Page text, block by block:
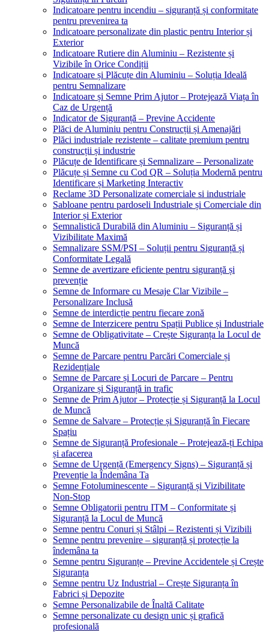
Indicatoare pentru incendiu – siguranță și conformitate
pentru prevenirea ta
Indicatoare personalizate din plastic pentru Interior și
Exterior
Indicatoare Rutiere din Aluminiu – Rezistente și
Vizibile în Orice Condiții
Indicatoare și Plăcuțe din Aluminiu – Soluția Ideală
pentru Semnalizare
Indicatoare și Semne Prim Ajutor – Protejează Viața în
Caz de Urgență
Indicator de Siguranță – Previne Accidente
Plăci de Aluminiu pentru Construcții și Amenajări
Plăci industriale rezistente – calitate premium pentru
construcții și industrie
Plăcuțe de Identificare și Semnalizare – Personalizate
Plăcuțe și Semne cu Cod QR – Soluția Modernă pentru
Identificare și Marketing Interactiv
Reclame 3D Personalizate comerciale si industriale
Sabloane pentru pardoseli Industriale și Comerciale din
Interior și Exterior
Semnalistică Durabilă din Aluminiu – Siguranță și
Vizibilitate Maximă
Semnalizare SSM/PSI – Soluții pentru Siguranță și
Conformitate Legală
Semne de avertizare eficiente pentru siguranță și
prevenție
Semne de Informare cu Mesaje Clar Vizibile –
Personalizare Inclusă
Semne de interdicție pentru fiecare zonă
Semne de Interzicere pentru Spații Publice și Industriale
Semne de Obligativitate – Crește Siguranța la Locul de
Muncă
Semne de Parcare pentru Parcări Comerciale și
Rezidențiale
Semne de Parcare și Locuri de Parcare – Pentru
Organizare și Siguranță in trafic
Semne de Prim Ajutor – Protecție și Siguranță la Locul
de Muncă
Semne de Salvare – Protecție și Siguranță în Fiecare
Spațiu
Semne de Siguranță Profesionale – Protejează-ți Echipa
și afacerea
Semne de Urgență (Emergency Signs) – Siguranță și
Prevenție la Îndemâna Ta
Semne Fotoluminescente – Siguranță și Vizibilitate
Non-Stop
Semne Obligatorii pentru ITM – Conformitate și
Siguranță la Locul de Muncă
Semne pentru Conuri și Stâlpi – Rezistenti și Vizibili
Semne pentru prevenire – siguranță și protecție la
îndemâna ta
Semne pentru Siguranțe – Previne Accidentele și Crește
Siguranța
Semne pentru Uz Industrial – Crește Siguranța în
Fabrici și Depozite
Semne Personalizabile de Înaltă Calitate
Semne personalizate cu design unic și grafică
profesională